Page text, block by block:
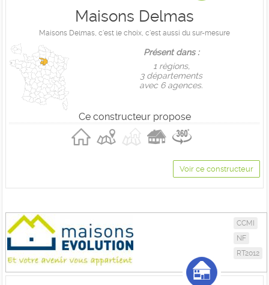
Maisons Delmas
Maisons Delmas, c'est le choix, c'est aussi du sur-mesure
Présent dans :
1 règions,
3 départements
avec 6 agences.
Ce constructeur propose
Voir ce constructeur
CCMI
NF
RT2012